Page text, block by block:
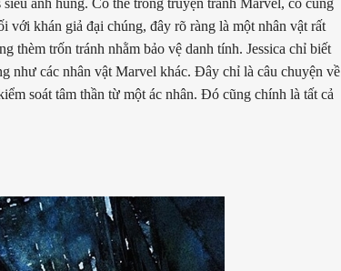
anh hùng. Có thể trong truyện tranh Marvel, cô cũng
với khán giả đại chúng, đây rõ ràng là một nhân vật rất
thèm trốn tránh nhằm bảo vệ danh tính. Jessica chỉ biết
như các nhân vật Marvel khác. Đây chỉ là câu chuyện về
soát tâm thần từ một ác nhân. Đó cũng chính là tất cả